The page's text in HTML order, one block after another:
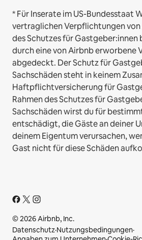
* Für Inserate im US-Bundesstaat
vertraglichen Verpflichtungen von
des Schutzes für Gastgeber:innen
durch eine von Airbnb erworbene
abgedeckt. Der Schutz für
Sachschäden steht in keinem
Haftpflichtversicherung für
Rahmen des Schutzes für
Sachschäden wirst du für
entschädigt, die Gäste an deiner
deinem Eigentum verursachen,
Gast nicht für diese Schäden
© 2026 Airbnb, Inc.
Datenschutz·Nutzungsbedingungen·